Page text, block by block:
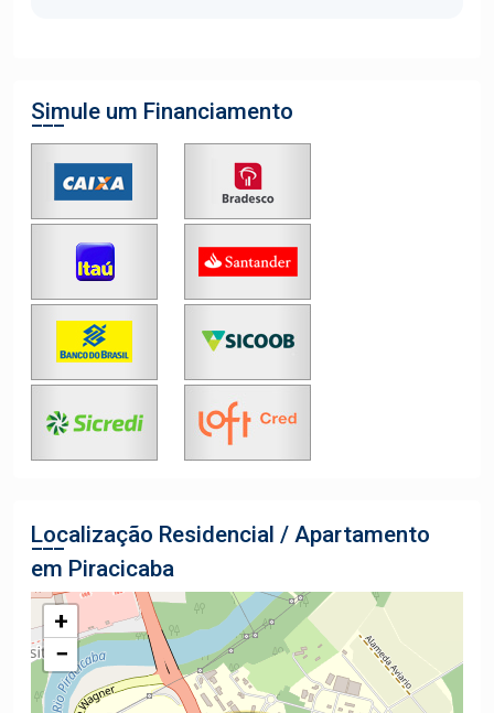
Simule um Financiamento
Localização Residencial / Apartamento
em Piracicaba
+
−